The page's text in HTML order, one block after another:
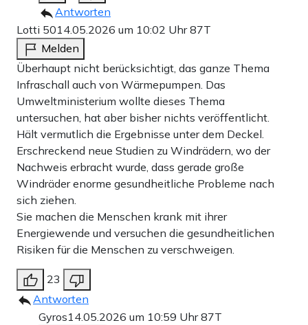
Antworten
Lotti 5014.05.2026 um 10:02 Uhr87T
Melden
Überhaupt nicht berücksichtigt, das ganze Thema
Infraschall auch von Wärmepumpen. Das
Umweltministerium wollte dieses Thema
untersuchen, hat aber bisher nichts veröffentlicht.
Hält vermutlich die Ergebnisse unter dem Deckel.
Erschreckend neue Studien zu Windrädern, wo der
Nachweis erbracht wurde, dass gerade große
Windräder enorme gesundheitliche Probleme nach
sich ziehen.
Sie machen die Menschen krank mit ihrer
Energiewende und versuchen die gesundheitlichen
Risiken für die Menschen zu verschweigen.
23
Antworten
Gyros14.05.2026 um 10:59 Uhr87T